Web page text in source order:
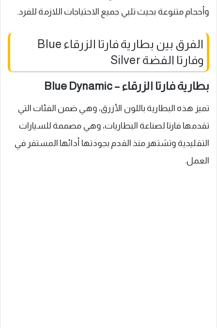
وأحجام متنوعة بحيث تلبي جميع الاحتياجات اللازمة للفرد.
الفرق بين بطارية فارتا الزرقاء Blue
وفارتا الفضة Silver
بطارية فارتا الزرقاء – Blue Dynamic
تميز هذه البطارية باللون الأزرق، وهي ضمن الفئات التي
تقدمها فارتا لصناعة البطاريات، وهي مصممة للسيارات
التقليدية وتشتهر منذ القدم بجودتها أدائها المستقر في
العمل.